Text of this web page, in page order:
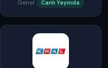
Genel Canlı Yayında